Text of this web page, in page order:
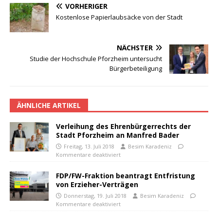
VORHERIGER
Kostenlose Papierlaubsäcke von der Stadt
NÄCHSTER
Studie der Hochschule Pforzheim untersucht
Bürgerbeteiligung
ÄHNLICHE ARTIKEL
Verleihung des Ehrenbürgerrechts der
Stadt Pforzheim an Manfred Bader
Freitag, 13. Juli 2018
Besim Karadeniz
Kommentare deaktiviert
FDP/FW-Fraktion beantragt Entfristung
von Erzieher-Verträgen
Donnerstag, 19. Juli 2018
Besim Karadeniz
Kommentare deaktiviert